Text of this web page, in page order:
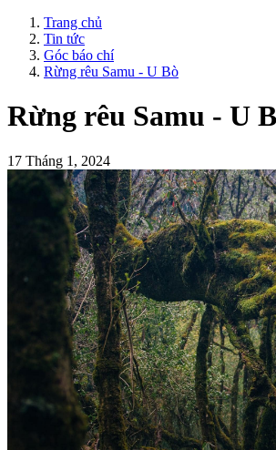
Trang chủ
Tin tức
Góc báo chí
Rừng rêu Samu - U Bò
Rừng rêu Samu - U
17 Tháng 1, 2024